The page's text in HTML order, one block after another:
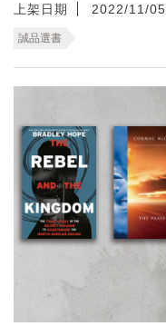
上架日期 2022/11/05
誠品選書